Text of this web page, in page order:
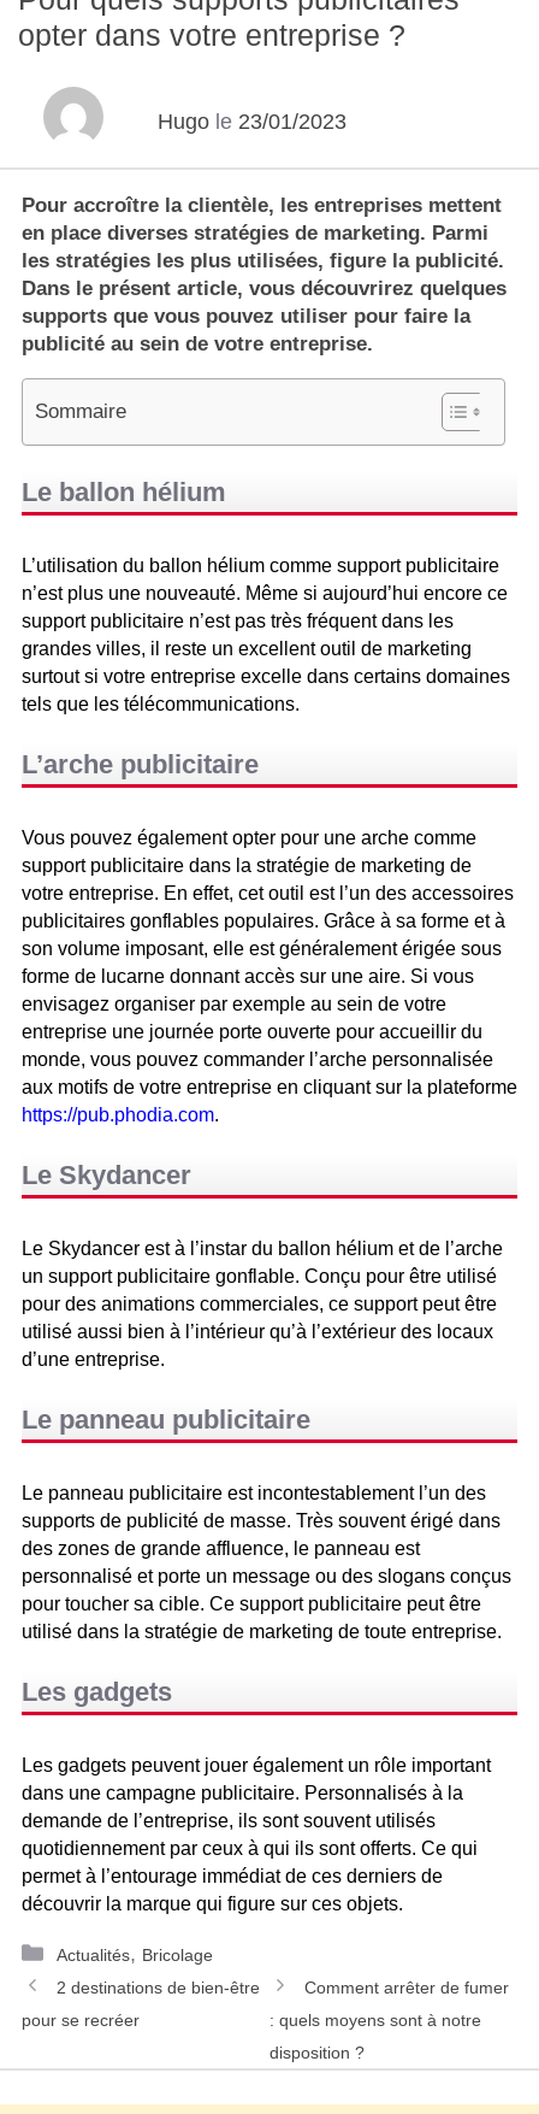
opter dans votre entreprise ?
Hugo le 23/01/2023
Pour accroître la clientèle, les entreprises mettent
en place diverses stratégies de marketing. Parmi
les stratégies les plus utilisées, figure la publicité.
Dans le présent article, vous découvrirez quelques
supports que vous pouvez utiliser pour faire la
publicité au sein de votre entreprise.
Sommaire
Le ballon hélium
L’utilisation du ballon hélium comme support publicitaire
n’est plus une nouveauté. Même si aujourd’hui encore ce
support publicitaire n’est pas très fréquent dans les
grandes villes, il reste un excellent outil de marketing
surtout si votre entreprise excelle dans certains domaines
tels que les télécommunications.
L’arche publicitaire
Vous pouvez également opter pour une arche comme
support publicitaire dans la stratégie de marketing de
votre entreprise. En effet, cet outil est l’un des accessoires
publicitaires gonflables populaires. Grâce à sa forme et à
son volume imposant, elle est généralement érigée sous
forme de lucarne donnant accès sur une aire. Si vous
envisagez organiser par exemple au sein de votre
entreprise une journée porte ouverte pour accueillir du
monde, vous pouvez commander l’arche personnalisée
aux motifs de votre entreprise en cliquant sur la plateforme
https://pub.phodia.com.
Le Skydancer
Le Skydancer est à l’instar du ballon hélium et de l’arche
un support publicitaire gonflable. Conçu pour être utilisé
pour des animations commerciales, ce support peut être
utilisé aussi bien à l’intérieur qu’à l’extérieur des locaux
d’une entreprise.
Le panneau publicitaire
Le panneau publicitaire est incontestablement l’un des
supports de publicité de masse. Très souvent érigé dans
des zones de grande affluence, le panneau est
personnalisé et porte un message ou des slogans conçus
pour toucher sa cible. Ce support publicitaire peut être
utilisé dans la stratégie de marketing de toute entreprise.
Les gadgets
Les gadgets peuvent jouer également un rôle important
dans une campagne publicitaire. Personnalisés à la
demande de l’entreprise, ils sont souvent utilisés
quotidiennement par ceux à qui ils sont offerts. Ce qui
permet à l’entourage immédiat de ces derniers de
découvrir la marque qui figure sur ces objets.
Catégories
Actualités, Bricolage
Navigation
des
2 destinations de bien-être
pour se recréer
Comment arrêter de fumer
: quels moyens sont à notre
disposition ?